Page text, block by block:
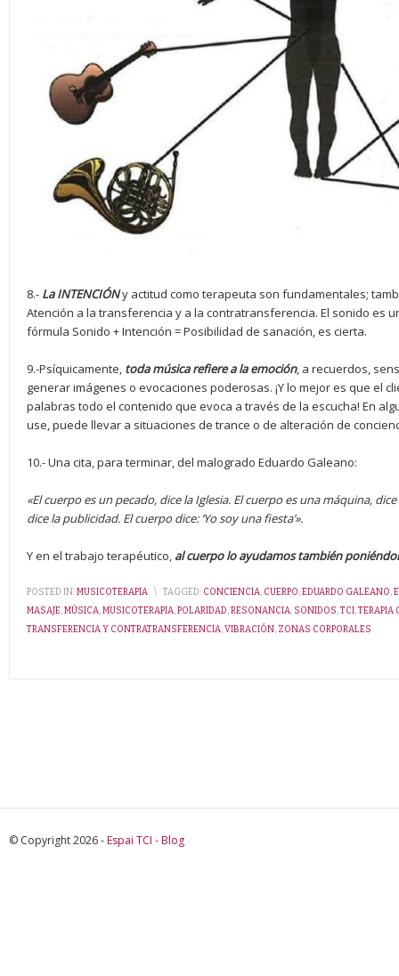
8.- La INTENCIÓNy actitud como terapeuta son fundamentales;
Atención a la transferencia y a la contratransferencia. El sonido es
fórmula Sonido + Intención = Posibilidad de sanación, es cierta.
9.-Psíquicamente, toda música refiere a la emoción, a recuerdos,
generar imágenes o evocaciones poderosas. ¡Y lo mejor es que el
palabras todo el contenido que evoca a través de la escucha! En
use, puede llevar a situaciones de trance o de alteración de
10.- Una cita, para terminar, del malogrado Eduardo Galeano:
«El cuerpo es un pecado, dice la Iglesia. El cuerpo es una máquina,
dice la publicidad. El cuerpo dice: Yo soy una fiesta’».
Y en el trabajo terapéutico, al cuerpo lo ayudamos también
POSTED IN:MUSICOTERAPIA \ TAGGED: CONCIENCIA, CUERPO,EDUARDO GALEANO,
MASAJE,MÚSICA,MUSICOTERAPIA,POLARIDAD,RESONANCIA, SONIDOS,TCI,TERAPIA
TRANSFERENCIA Y CONTRATRANSFERENCIA,VIBRACIÓN, ZONAS CORPORALES
© Copyright 2026 - Espai TCI - Blog